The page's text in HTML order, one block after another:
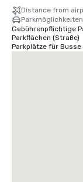
Bakerloo-Linie
Kreis- und
Hammersmith und
Distance from
Gebührenpflichtige
Parkflächen (Straße)
Parkplätze für Busse